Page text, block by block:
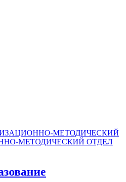
МЕТОДИЧЕСКИЙ
МЕТОДИЧЕСКИЙ ОТДЕЛ